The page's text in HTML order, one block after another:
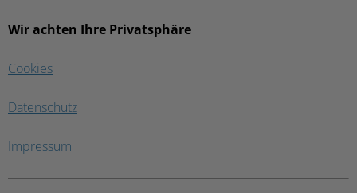
Wir achten Ihre Privatsphäre
Cookies
Datenschutz
Impressum